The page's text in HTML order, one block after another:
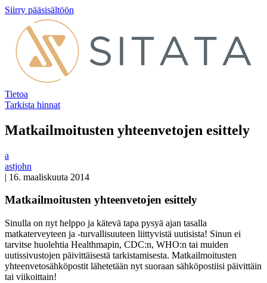
Siirry pääsisältöön
Tietoa
Tarkista hinnat
Matkailmoitusten yhteenvetojen esittely
a
astjohn
| 16. maaliskuuta 2014
Matkailmoitusten yhteenvetojen esittely
Sinulla on nyt helppo ja kätevä tapa pysyä ajan tasalla
matkaterveyteen ja -turvallisuuteen liittyvistä uutisista! Sinun ei
tarvitse huolehtia Healthmapin, CDC:n, WHO:n tai muiden
uutissivustojen päivittäisestä tarkistamisesta. Matkailmoitusten
yhteenvetosähköpostit lähetetään nyt suoraan sähköpostiisi päivittäin
tai viikoittain!